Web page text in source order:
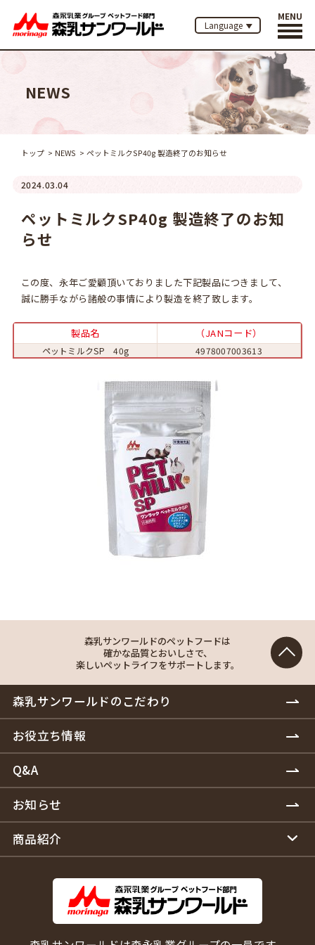
Language
MENU
NEWS
トップ NEWS ペットミルクSP40g 製造終了のお知らせ
2024.03.04
ペットミルクSP40g 製造終了のお知
らせ
この度、永年ご愛顧頂いておりました下記製品につきまして、
誠に勝手ながら諸般の事情により製造を終了致します。
製品名 （JANコード）
ペットミルクSP 40g 4978007003613
森乳サンワールドのペットフードは
確かな品質とおいしさで、
楽しいペットライフをサポートします。
森乳サンワールドのこだわり
お役立ち情報
Q&A
お知らせ
商品紹介